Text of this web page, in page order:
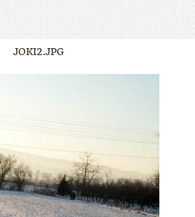
JOKI2.JPG